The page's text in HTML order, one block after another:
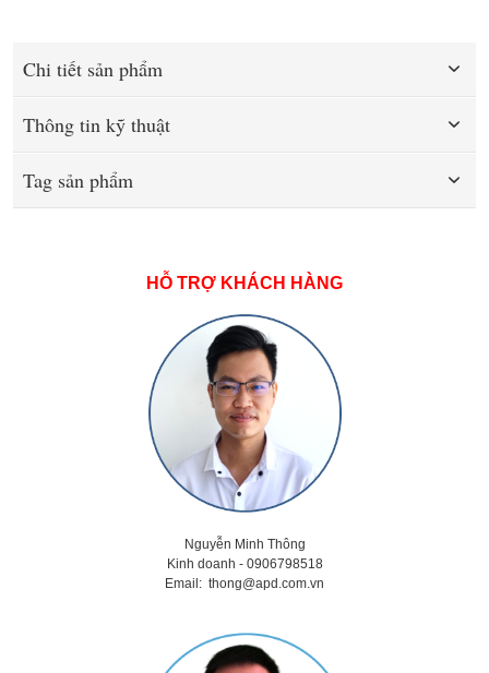
Chi tiết sản phẩm
Thông tin kỹ thuật
Tag sản phẩm
HỖ TRỢ KHÁCH HÀNG
Nguyễn Minh Thông
Kinh doanh - 0906798518
Email: thong@apd.com.vn